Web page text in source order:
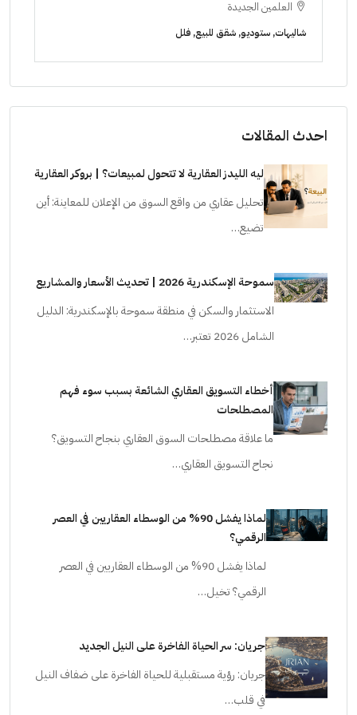
الشيخ زايد
ليه الليدز العقارية لا تتحول لمبيعات؟ | بروكر العقارية
تحليل عقاري من واقع السوق من الإعلان للمعاينة: أين
سموحة الإسكندرية 2026 | تحديث الأسعار والمشاريع
الاستثمار والسكن في منطقة سموحة بالإسكندرية: الدليل
أخطاء التسويق العقاري الشائعة بسبب سوء فهم
المصطلحات
ما علاقة مصطلحات السوق العقاري بنجاح التسويق؟
الرقمي؟
جريان: سر الحياة الفاخرة على النيل الجديد
جريان: رؤية مستقبلية للحياة الفاخرة على ضفاف النيل